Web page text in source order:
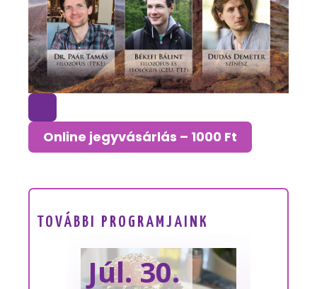
Online jegyvásárlás – 1000 Ft
TOVÁBBI PROGRAMJAINK
Júl. 30.